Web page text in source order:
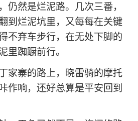
仍然是烂泥路。几次三番，
到烂泥坑里，又每每在关键
不弃车步行，在无处下脚的
里踟蹰前行。
家寨的路上，晓雷骑的摩托
作响，还好总算是平安回到